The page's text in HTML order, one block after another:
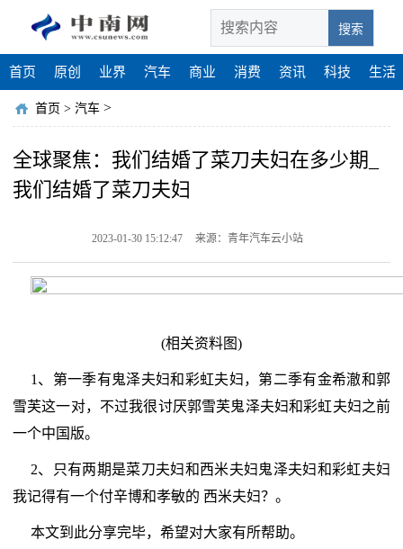
搜索
首页 原创 业界 汽车 商业 消费 资讯 科技 生活
首页 > 汽车 >
全球聚焦：我们结婚了菜刀夫妇在多少期_
我们结婚了菜刀夫妇
2023-01-30 15:12:47 来源：青年汽车云小站
(相关资料图)
1、第一季有鬼泽夫妇和彩虹夫妇，第二季有金希澈和郭
雪芙这一对，不过我很讨厌郭雪芙鬼泽夫妇和彩虹夫妇之前
一个中国版。
2、只有两期是菜刀夫妇和西米夫妇鬼泽夫妇和彩虹夫妇
我记得有一个付辛博和孝敏的 西米夫妇？。
本文到此分享完毕，希望对大家有所帮助。